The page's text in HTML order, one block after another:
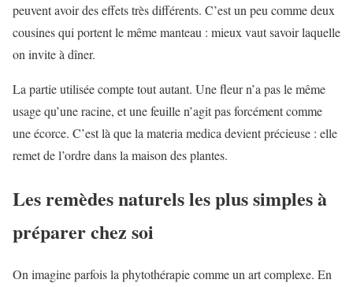
peuvent avoir des effets très différents. C’est un peu comme deux
cousines qui portent le même manteau : mieux vaut savoir laquelle
on invite à dîner.
La partie utilisée compte tout autant. Une fleur n’a pas le même
usage qu’une racine, et une feuille n’agit pas forcément comme
une écorce. C’est là que la materia medica devient précieuse : elle
remet de l’ordre dans la maison des plantes.
Les remèdes naturels les plus simples à
préparer chez soi
On imagine parfois la phytothérapie comme un art complexe. En